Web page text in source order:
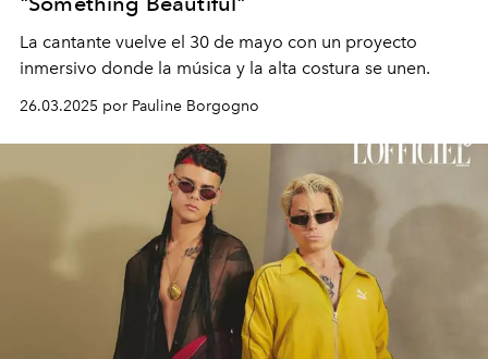
La cantante vuelve el 30 de mayo con un proyecto
inmersivo donde la música y la alta costura se unen.
26.03.2025 por Pauline Borgogno